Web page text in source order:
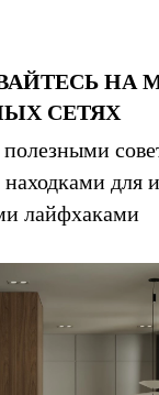
НА
СЕТЯХ
для
лайфхаками